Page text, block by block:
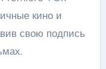
кино и
свою подпись